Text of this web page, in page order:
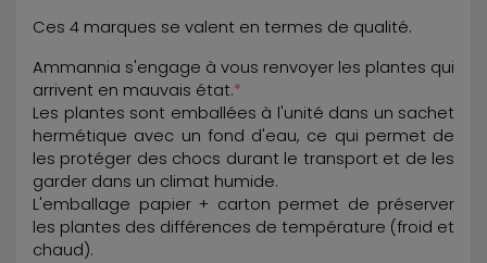
Ces 4 marques se valent en termes de qualité.
Ammannia s'engage à vous renvoyer les plantes qui
arrivent en mauvais état.*
Les plantes sont emballées à l'unité dans un sachet
hermétique avec un fond d'eau, ce qui permet de
les protéger des chocs durant le transport et de les
garder dans un climat humide.
L'emballage papier + carton permet de préserver
les plantes des différences de température (froid et
chaud).